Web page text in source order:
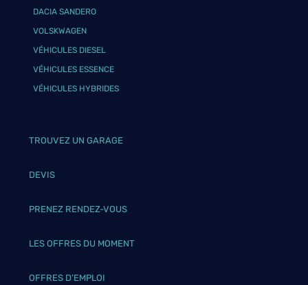
DACIA SANDERO
VOLSKWAGEN
VÉHICULES DIESEL
VÉHICULES ESSENCE
VÉHICULES HYBRIDES
TROUVEZ UN GARAGE
DEVIS
PRENEZ RENDEZ-VOUS
LES OFFRES DU MOMENT
OFFRES D’EMPLOI